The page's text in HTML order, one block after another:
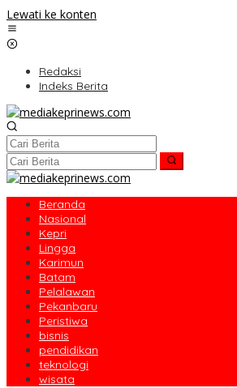
Lewati ke konten
Redaksi
Indeks Berita
Beranda
Nasional
Kepri
Lingga
Karimun
Batam
Pelalawan
Pekanbaru
Peristiwa
bisnis
pendidikan
teknologi
wisata